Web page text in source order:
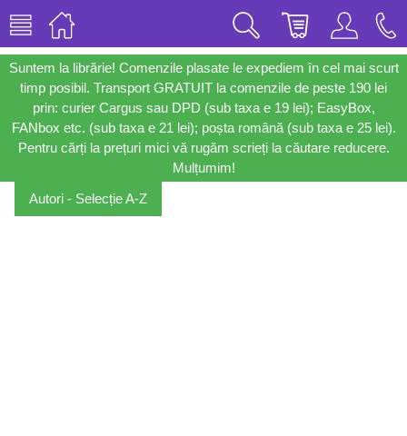
Suntem la librărie! Comenzile plasate le expediem în cel mai scurt
timp posibil. Transport GRATUIT la comenzile de peste 190 lei
prin: curier Cargus sau DPD (sub taxa e 19 lei); EasyBox,
FANbox etc. (sub taxa e 21 lei); poșta română (sub taxa e 25 lei).
Pentru cărți la prețuri mici vă rugăm scrieți la căutare reducere.
Mulțumim!
Autori - Selecție A-Z